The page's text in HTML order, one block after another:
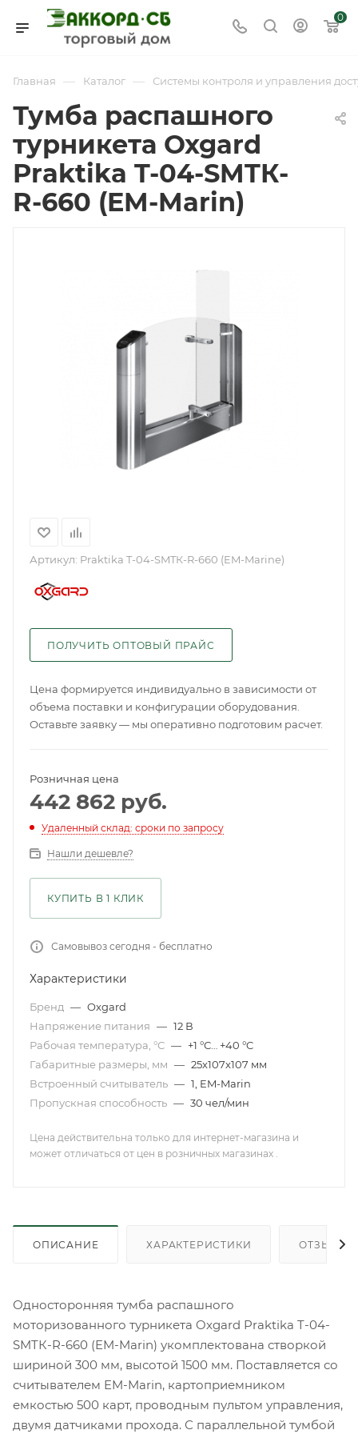
0
Главная — Каталог — Системы контроля и управления
Тумба распашного
турникета Oxgard
Praktika T-04-SMTК-
R-660 (EM-Marin)
Артикул: Praktika T-04-SMTК-R-660 (EM-Marine)
ПОЛУЧИТЬ ОПТОВЫЙ ПРАЙС
Цена формируется индивидуально в зависимости от
объема поставки и конфигурации оборудования.
Оставьте заявку — мы оперативно подготовим расчет.
Розничная цена
442 862 руб.
Удаленный склад: сроки по запросу
Нашли дешевле?
КУПИТЬ В 1 КЛИК
Самовывоз сегодня - бесплатно
Характеристики
Бренд — Oxgard
Напряжение питания — 12 В
Рабочая температура, °С — +1 °С… +40 °C
Габаритные размеры, мм — 25x107x107 мм
Встроенный считыватель — 1, EM-Marin
Пропускная способность — 30 чел/мин
Цена действительна только для интернет-магазина и
может отличаться от цен в розничных магазинах .
ОПИСАНИЕ ХАРАКТЕРИСТИКИ ОТЗЫВЫ
Односторонняя тумба распашного
моторизованного турникета Oxgard Praktika T-04-
SMTК-R-660 (EM-Marin) укомплектована створкой
шириной 300 мм, высотой 1500 мм. Поставляется со
считывателем EM-Marin, картоприемником
емкостью 500 карт, проводным пультом управления,
двумя датчиками прохода. С параллельной тумбой